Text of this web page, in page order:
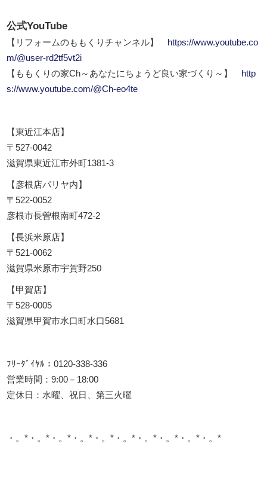
公式YouTube
【リフォームのももくりチャンネル】
https://www.youtube.co
m/@user-rd2tf5vt2i
【ももくりの家Ch～あなたにちょうど良い家づくり～】
http
s://www.youtube.com/@Ch-eo4te
【東近江本店】
〒527-0042
滋賀県東近江市外町1381-3
【彦根店パリヤ内】
〒522-0052
彦根市長曽根南町472-2
【長浜米原店】
〒521-0062
滋賀県米原市宇賀野250
【甲賀店】
〒528-0005
滋賀県甲賀市水口町水口5681
ﾌﾘｰﾀﾞｲﾔﾙ：0120-338-336
営業時間：9:00－18:00
定休日：水曜、祝日、第三火曜
・。*・。*・。*・。*・。*・。*・。*・。*・。*・。*